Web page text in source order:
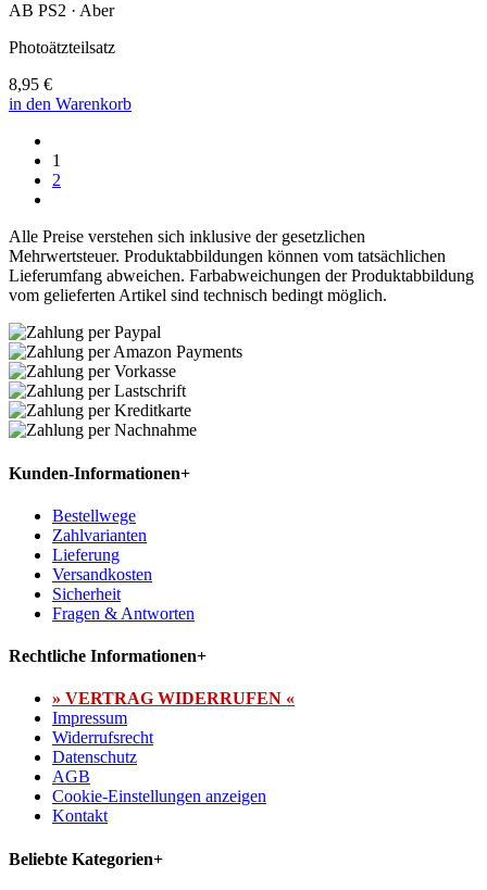
AB PS2 · Aber
Photoätzteilsatz
8,95 €
in den Warenkorb
1
2
Alle Preise verstehen sich inklusive der gesetzlichen
Mehrwertsteuer. Produktabbildungen können vom tatsächlichen
Lieferumfang abweichen. Farbabweichungen der Produktabbildung
vom gelieferten Artikel sind technisch bedingt möglich.
Kunden-Informationen+
Bestellwege
Zahlvarianten
Lieferung
Versandkosten
Sicherheit
Fragen & Antworten
Rechtliche Informationen+
» VERTRAG WIDERRUFEN «
Impressum
Widerrufsrecht
Datenschutz
AGB
Cookie-Einstellungen anzeigen
Kontakt
Beliebte Kategorien+